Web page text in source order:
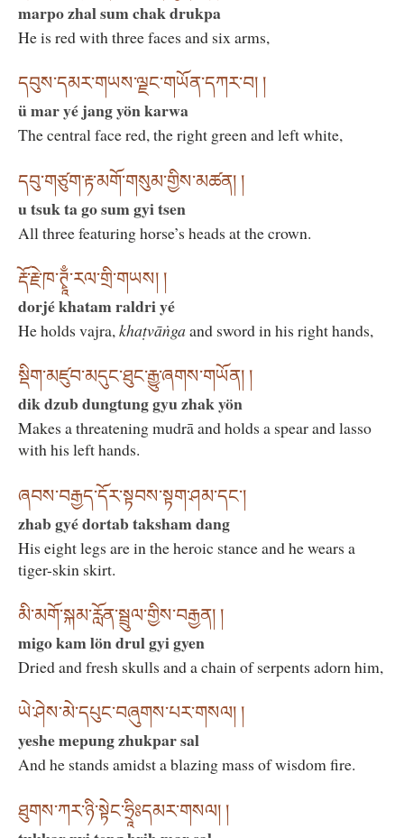
marpo zhal sum chak drukpa
He is red with three faces and six arms,
དབུས་དམར་གཡས་ལྗང་གཡོན་དཀར་བ། །
ü mar yé jang yön karwa
The central face red, the right green and left white,
དབུ་གཙུག་རྟ་མགོ་གསུམ་གྱིས་མཚན། །
u tsuk ta go sum gyi tsen
All three featuring horse’s heads at the crown.
རྡོ་རྗེ་ཁ་ཊྭཱྃ་རལ་གྲི་གཡས། །
dorjé khatam raldri yé
He holds vajra,khaṭvāṅga and sword in his right hands,
སྡིག་མཛུབ་མདུང་ཐུང་རྒྱུ་ཞགས་གཡོན། །
dik dzub dungtung gyu zhak yön
Makes a threatening mudrā and holds a spear and lasso
with his left hands.
ཞབས་བརྒྱད་དོར་སྟབས་སྟག་ཤམ་དང་།
zhab gyé dortab taksham dang
His eight legs are in the heroic stance and he wears a
tiger-skin skirt.
མི་མགོ་སྐམ་རློན་སྦྲུལ་གྱིས་བརྒྱན། །
migo kam lön drul gyi gyen
Dried and fresh skulls and a chain of serpents adorn him,
ཡེ་ཤེས་མེ་དཔུང་བཞུགས་པར་གསལ། །
yeshe mepung zhukpar sal
And he stands amidst a blazing mass of wisdom fire.
ཐུགས་ཀར་ཉི་སྟེང་ཧྲཱིཿདམར་གསལ། །